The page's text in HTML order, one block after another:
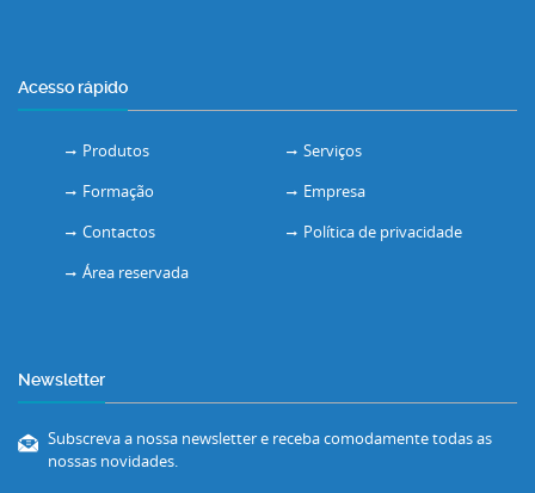
Acesso rápido
Produtos
Serviços
Formação
Empresa
Contactos
Política de privacidade
Área reservada
Newsletter
Subscreva a nossa newsletter e receba comodamente todas as
nossas novidades.